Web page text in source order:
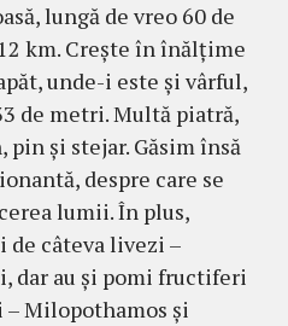
lungă de vreo 60 de
km. Creşte în înălţime
unde-i este şi vâr­ful,
de metri. Multă piatră,
pin şi stejar. Gă­sim însă
despre care se
lumii. În plus,
de câteva livezi –
dar au şi pomi fruc­tiferi
Milo­pothamos şi